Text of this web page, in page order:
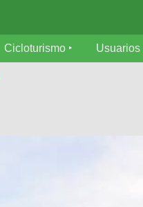
Cicloturismo Usuarios